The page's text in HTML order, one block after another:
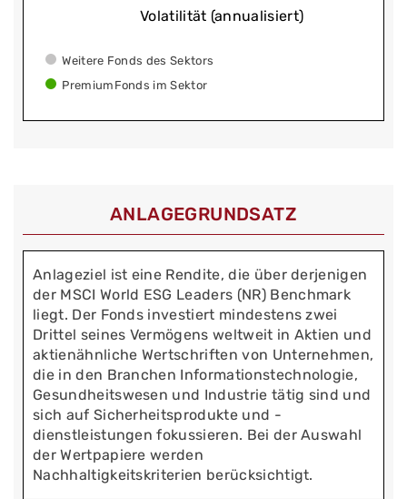
Volatilität (annualisiert)
Weitere Fonds des Sektors
PremiumFonds im Sektor
ANLAGEGRUNDSATZ
Anlageziel ist eine Rendite, die über derjenigen
der MSCI World ESG Leaders (NR) Benchmark
liegt. Der Fonds investiert mindestens zwei
Drittel seines Vermögens weltweit in Aktien und
aktienähnliche Wertschriften von Unternehmen,
die in den Branchen Informationstechnologie,
Gesundheitswesen und Industrie tätig sind und
sich auf Sicherheitsprodukte und -
dienstleistungen fokussieren. Bei der Auswahl
der Wertpapiere werden
Nachhaltigkeitskriterien berücksichtigt.